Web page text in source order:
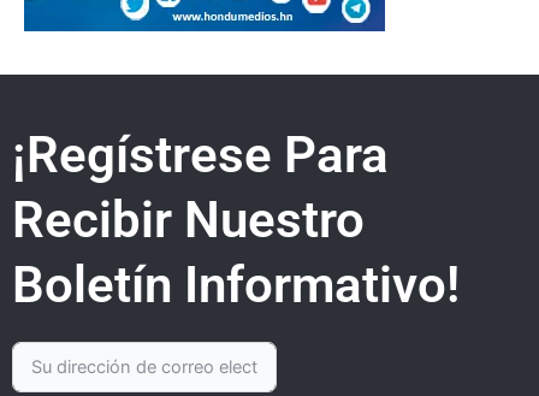
¡Regístrese Para
Recibir Nuestro
Boletín Informativo!